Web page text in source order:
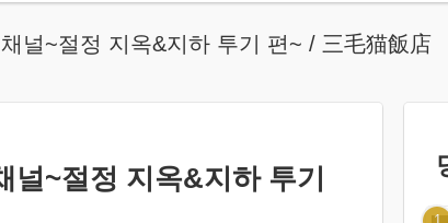
널~절정 지옥&지하 투기 편~ / 三毛猫飯店
~절정 지옥&지하 투기